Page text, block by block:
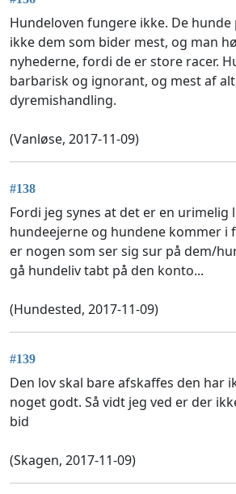
Hundeloven fungere ikke. De
ikke dem som bider mest, og man
nyhederne, fordi de er store racer.
barbarisk og ignorant, og mest af
dyremishandling.
(Vanløse, 2017-11-09)
#138
Fordi jeg synes at det er en urimelig
hundeejerne og hundene kommer i
er nogen som ser sig sur på dem/
gå hundeliv tabt på den konto...
(Hundested, 2017-11-09)
#139
Den lov skal bare afskaffes den har
noget godt. Så vidt jeg ved er der
bid
(Skagen, 2017-11-09)